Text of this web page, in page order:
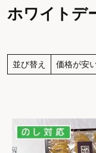
ホワイトデ
並び替え 価格が安